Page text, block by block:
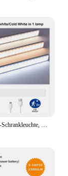
Ultradünne LED-Schrankleuchte, wiederaufladbar, Bewegungsmelder, USB-Nachtlichter, Induktionslampe, Kleiderschrank, Küche, Beleuchtung